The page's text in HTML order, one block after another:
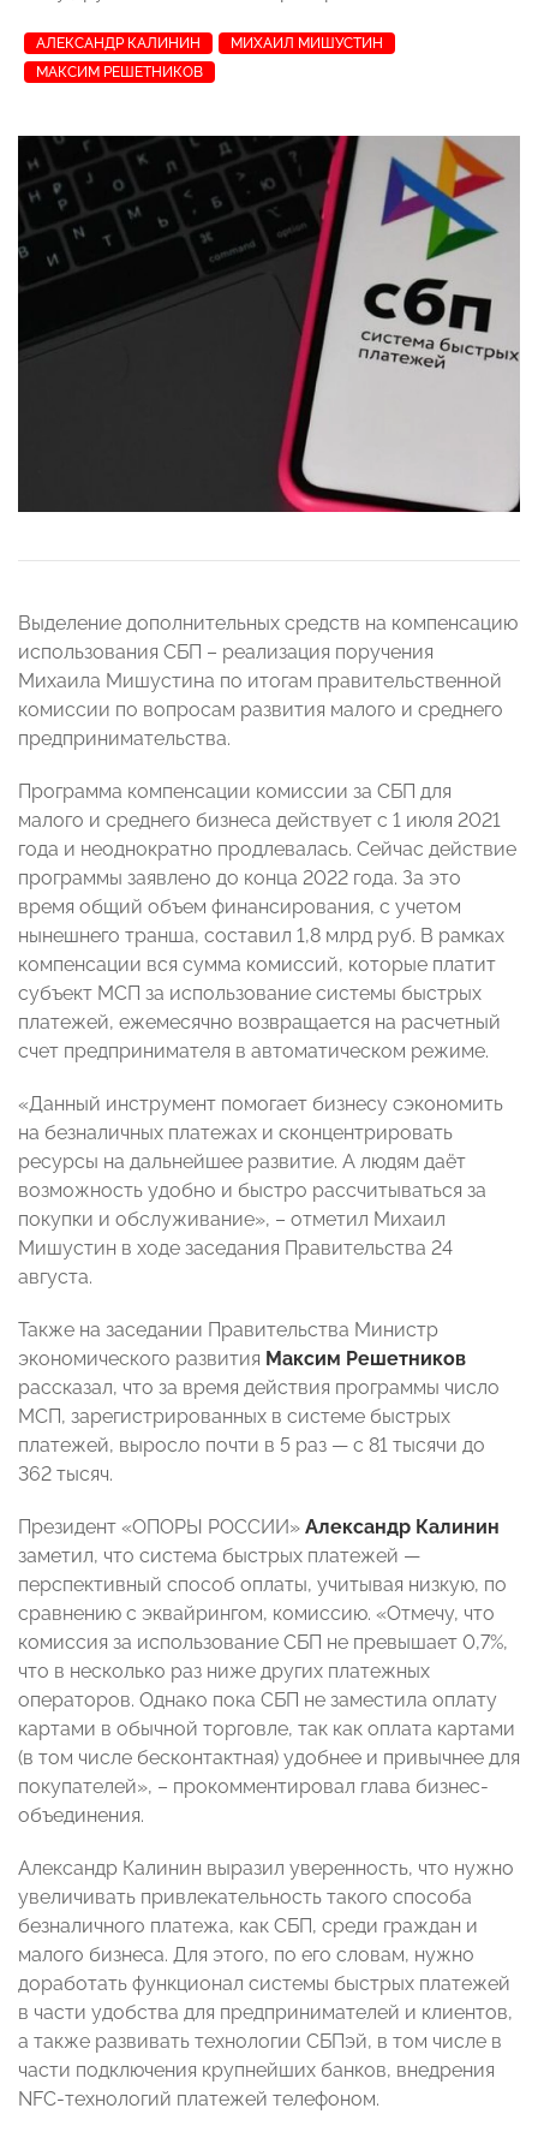
АЛЕКСАНДР КАЛИНИН
МИХАИЛ МИШУСТИН
МАКСИМ РЕШЕТНИКОВ
Выделение дополнительных средств на компенсацию
использования СБП – реализация поручения
Михаила Мишустина по итогам правительственной
комиссии по вопросам развития малого и среднего
предпринимательства.
Программа компенсации комиссии за СБП для
малого и среднего бизнеса действует с 1 июля 2021
года и неоднократно продлевалась. Сейчас действие
программы заявлено до конца 2022 года. За это
время общий объем финансирования, с учетом
нынешнего транша, составил 1,8 млрд руб. В рамках
компенсации вся сумма комиссий, которые платит
субъект МСП за использование системы быстрых
платежей, ежемесячно возвращается на расчетный
счет предпринимателя в автоматическом режиме.
«Данный инструмент помогает бизнесу сэкономить
на безналичных платежах и сконцентрировать
ресурсы на дальнейшее развитие. А людям даёт
возможность удобно и быстро рассчитываться за
покупки и обслуживание», – отметил Михаил
Мишустин в ходе заседания Правительства 24
августа.
Также на заседании Правительства Министр
экономического развития Максим Решетников
рассказал, что за время действия программы число
МСП, зарегистрированных в системе быстрых
платежей, выросло почти в 5 раз — с 81 тысячи до
362 тысяч.
Президент «ОПОРЫ РОССИИ» Александр Калинин
заметил, что система быстрых платежей —
перспективный способ оплаты, учитывая низкую, по
сравнению с эквайрингом, комиссию. «Отмечу, что
комиссия за использование СБП не превышает 0,7%,
что в несколько раз ниже других платежных
операторов. Однако пока СБП не заместила оплату
картами в обычной торговле, так как оплата картами
(в том числе бесконтактная) удобнее и привычнее для
покупателей», – прокомментировал глава бизнес-
объединения.
Александр Калинин выразил уверенность, что нужно
увеличивать привлекательность такого способа
безналичного платежа, как СБП, среди граждан и
малого бизнеса. Для этого, по его словам, нужно
доработать функционал системы быстрых платежей
в части удобства для предпринимателей и клиентов,
а также развивать технологии СБПэй, в том числе в
части подключения крупнейших банков, внедрения
NFC-технологий платежей телефоном.